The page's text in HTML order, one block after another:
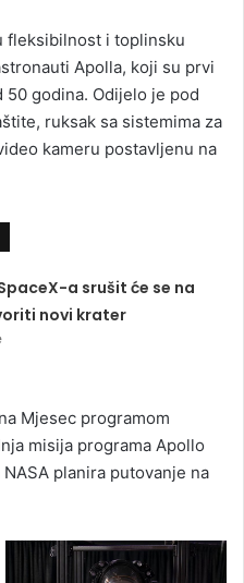
fleksibilnost i toplinsku
Apolla, koji su prvi
godina. Odijelo je pod
ruksak sa sistemima za
kameru postavljenu na
a srušit će se na
novi krater
Mjesec programom
misija programa Apollo
planira putovanje na